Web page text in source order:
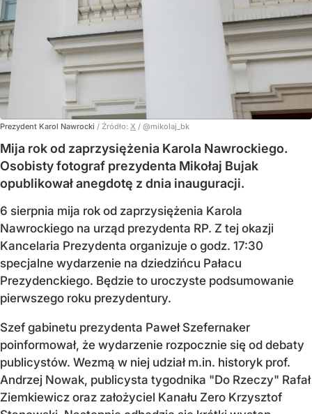
Prezydent Karol Nawrocki / Źródło: X / @mikolaj_bk
Mija rok od zaprzysiężenia Karola Nawrockiego.
Osobisty fotograf prezydenta Mikołaj Bujak
opublikował anegdotę z dnia inauguracji.
6 sierpnia mija rok od zaprzysiężenia Karola
Nawrockiego na urząd prezydenta RP. Z tej okazji
Kancelaria Prezydenta organizuje o godz. 17:30
specjalne wydarzenie na dziedzińcu Pałacu
Prezydenckiego. Będzie to uroczyste podsumowanie
pierwszego roku prezydentury.
Szef gabinetu prezydenta Paweł Szefernaker
poinformował, że wydarzenie rozpocznie się od debaty
publicystów. Wezmą w niej udział m.in. historyk prof.
Andrzej Nowak, publicysta tygodnika "Do Rzeczy" Rafał
Ziemkiewicz oraz założyciel Kanału Zero Krzysztof